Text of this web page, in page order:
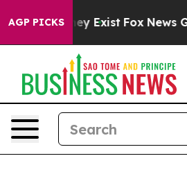
AGP PICKS
Proof They Exist Fox News